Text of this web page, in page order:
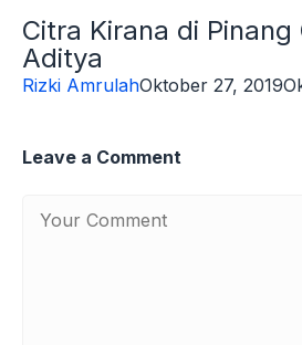
Citra Kirana di Pinang
Aditya
Rizki AmrulahOktober 27, 2019
Leave a Comment